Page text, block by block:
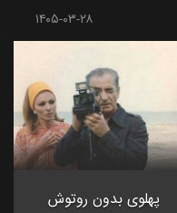
۱۴۰۵-۰۳-۲۸
پهلوی بدون روتوش